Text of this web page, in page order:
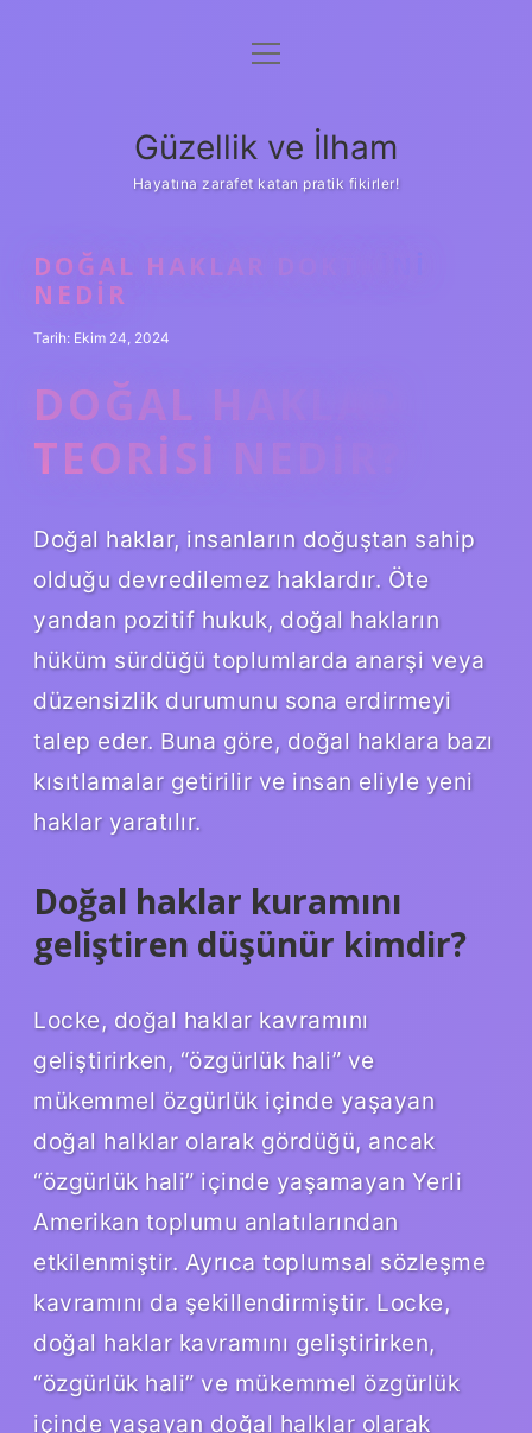
Anasayfa
Yasal Uyarı
menüyü
Güzellik ve İlham
Hayatına zarafet katan pratik fikirler!
DOĞAL HAKLAR DOKTRINI
NEDIR
Tarih: Ekim 24, 2024
DOĞAL HAKLAR
TEORISI NEDIR?
Doğal haklar, insanların doğuştan sahip
olduğu devredilemez haklardır. Öte
yandan pozitif hukuk, doğal hakların
hüküm sürdüğü toplumlarda anarşi veya
düzensizlik durumunu sona erdirmeyi
talep eder. Buna göre, doğal haklara bazı
kısıtlamalar getirilir ve insan eliyle yeni
haklar yaratılır.
Doğal haklar kuramını
geliştiren düşünür kimdir?
Locke, doğal haklar kavramını
geliştirirken, “özgürlük hali” ve
mükemmel özgürlük içinde yaşayan
doğal halklar olarak gördüğü, ancak
“özgürlük hali” içinde yaşamayan Yerli
Amerikan toplumu anlatılarından
etkilenmiştir. Ayrıca toplumsal sözleşme
kavramını da şekillendirmiştir. Locke,
doğal haklar kavramını geliştirirken,
“özgürlük hali” ve mükemmel özgürlük
içinde yaşayan doğal halklar olarak